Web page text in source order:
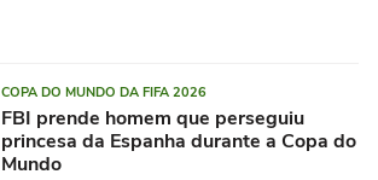
COPA DO MUNDO DA FIFA 2026
FBI prende homem que perseguiu
princesa da Espanha durante a Copa do
Mundo